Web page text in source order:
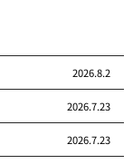
2026.8.2
2026.7.23
2026.7.23